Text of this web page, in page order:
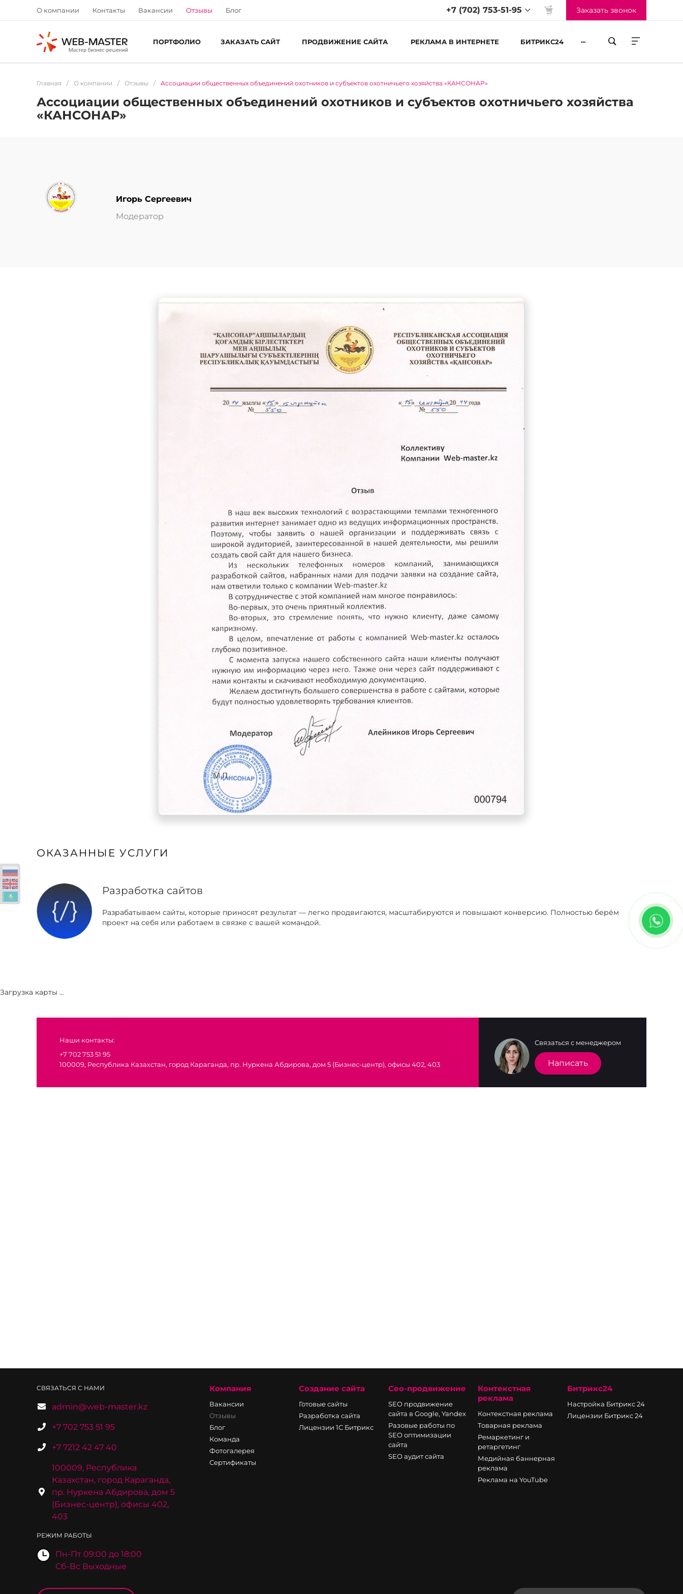
О компании Контакты Вакансии Отзывы Блог +7 (702) 753-51-95
Режим работы
Сб-Вс Выходные
Заказать звонок
ПОРТФОЛИО ЗАКАЗАТЬ САЙТ ПРОДВИЖЕНИЕ САЙТА РЕКЛАМА В ИНТЕРНЕТЕ БИТРИКС24 ...
Главная / О компании / Отзывы / Ассоциации общественных объединений охотников и субъектов охотничьего хозяйства «КАНСОНАР»
Ассоциации общественных объединений охотников и субъектов охотничьего хозяйства
«КАНСОНАР»
Игорь Сергеевич
Модератор
ОКАЗАННЫЕ УСЛУГИ
Разработка сайтов
Разрабатываем сайты, которые приносят результат — легко продвигаются, масштабируются и повышают конверсию. Полностью берём
проект на себя или работаем в связке с вашей командой.
Наши контакты:
+7 702 753 51 95
100009, Республика Казахстан, город Караганда, пр. Нуркена Абдирова, дом 5 (Бизнес-центр), офисы 402, 403
Связаться с менеджером
Написать
Загрузка карты ...
СВЯЗАТЬСЯ С НАМИ
admin@web-master.kz
+7 702 753 51 95
+7 7212 42 47 40
100009, Республика
Казахстан, город Караганда,
пр. Нуркена Абдирова, дом 5
(Бизнес-центр), офисы 402,
403
РЕЖИМ РАБОТЫ
Пн-Пт 09:00 до 18:00
Сб-Вс Выходные
Компания
Вакансии
Отзывы
Блог
Команда
Фотогалерея
Сертификаты
Создание сайта
Готовые сайты
Разработка сайта
Лицензии 1С Битрикс
Сео-продвижение
SEO продвижение
сайта в Google, Yandex
Разовые работы по
SEO оптимизации
сайта
SEO аудит сайта
Контекстная
реклама
Контекстная реклама
Товарная реклама
Ремаркетинг и
ретаргетинг
Медийная баннерная
реклама
Реклама на YouTube
Битрикс24
Настройка Битрикс 24
Лицензии Битрикс 24